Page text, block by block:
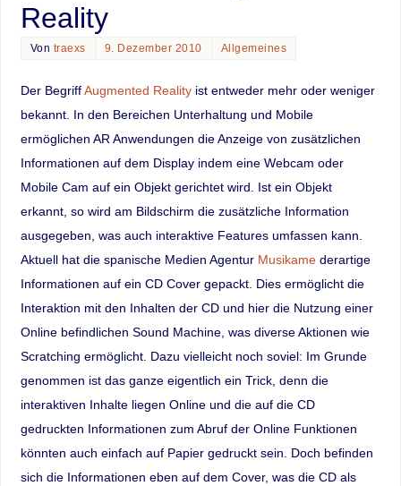
Reality
Von traexs 9. Dezember 2010 Allgemeines
Der BegriffAugmented Realityist entweder mehr oder weniger
bekannt. In den Bereichen Unterhaltung und Mobile
ermöglichen AR Anwendungen die Anzeige von zusätzlichen
Informationen auf dem Display indem eine Webcam oder
Mobile Cam auf ein Objekt gerichtet wird. Ist ein Objekt
erkannt, so wird am Bildschirm die zusätzliche Information
ausgegeben, was auch interaktive Features umfassen kann.
Aktuell hat die spanische Medien Agentur Musikamederartige
Informationen auf ein CD Cover gepackt. Dies ermöglicht die
Interaktion mit den Inhalten der CD und hier die Nutzung einer
Online befindlichen Sound Machine, was diverse Aktionen wie
Scratching ermöglicht. Dazu vielleicht noch soviel: Im Grunde
genommen ist das ganze eigentlich ein Trick, denn die
interaktiven Inhalte liegen Online und die auf die CD
gedruckten Informationen zum Abruf der Online Funktionen
könnten auch einfach auf Papier gedruckt sein. Doch befinden
sich die Informationen eben auf dem Cover, was die CD als